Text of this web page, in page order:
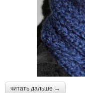
читать дальше →